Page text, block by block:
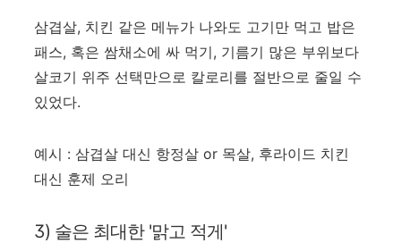
삼겹살, 치킨 같은 메뉴가 나와도 고기만 먹고 밥은
패스, 혹은 쌈채소에 싸 먹기, 기름기 많은 부위보다
살코기 위주 선택만으로 칼로리를 절반으로 줄일 수
있었다.
예시 : 삼겹살 대신 항정살 or 목살, 후라이드 치킨
대신 훈제 오리
3) 술은 최대한 '맑고 적게'